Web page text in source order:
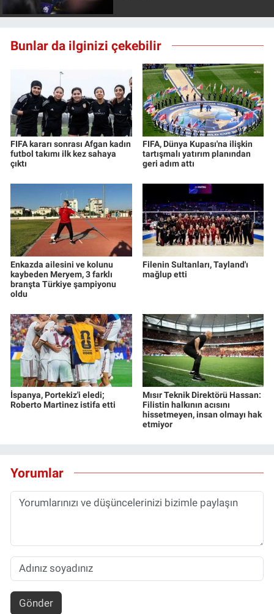
Bunlar da ilginizi çekebilir
FIFA kararı sonrası Afgan kadın
futbol takımı ilk kez sahaya
çıktı
FIFA, Dünya Kupası'na ilişkin
tartışmalı yatırım planından
geri adım attı
Enkazda ailesini ve kolunu
kaybeden Meryem, 3 farklı
branşta Türkiye şampiyonu
oldu
Filenin Sultanları, Tayland'ı
mağlup etti
İspanya, Portekiz'i eledi;
Roberto Martinez istifa etti
Mısır Teknik Direktörü Hassan:
Filistin halkının acısını
hissetmeyen, insan olmayı hak
etmiyor
Yorumlar
Gönder